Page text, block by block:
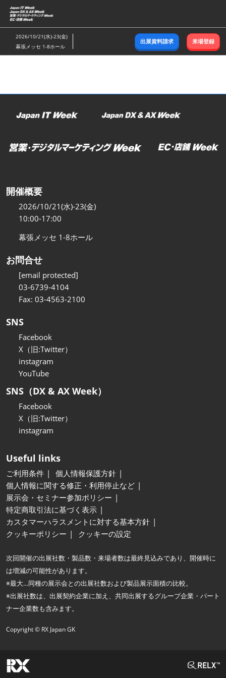
ス
キ
ッ
し
む
2026/10/21(水)-23(金)
幕張メッセ 1-8ホール
出展資料請求 来場登録
開催概要
2026/10/21(水)-23(金)
10:00-17:00
幕張メッセ 1-8ホール
お問合せ
[email protected]
03-6739-4104
Fax: 03-4563-2100
SNS
Facebook
X（旧:Twitter）
instagram
YouTube
SNS（DX & AX Week）
Facebook
X（旧:Twitter）
instagram
Useful links
ご利用条件
個人情報保護方針
個人情報に関する修正・利用停止など
展示会・セミナー参加ポリシー
特定商取引法に基づく表示
カスタマーハラスメントに対する基本方針
クッキーポリシー
クッキーの設定
次回開催の出展社数・製品数・来場者数は最終見込みであり、開催時に
は増減の可能性があります。
※最大…同種の展示会との出展社数および製品展示面積の比較。
※出展社数は、出展契約企業に加え、共同出展するグループ企業・パート
ナー企業数も含みます。
Copyright © RX Japan GK